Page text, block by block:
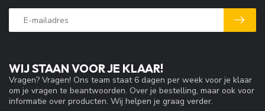
WIJ STAAN VOOR JE KLAAR!
Vragen? Vragen! Ons team staat 6 dagen per week voor je klaar
om je vragen te beantwoorden. Over je bestelling, maar ook voor
informatie over producten. Wij helpen je graag verder.